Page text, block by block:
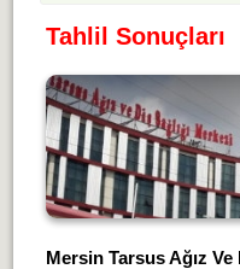
Tahlil Sonuçları
Mersin Tarsus Ağız Ve